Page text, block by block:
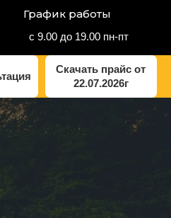
График работы
с 9.00 до 19.00 пн-пт
Скачать прайс от
22.07.2026г